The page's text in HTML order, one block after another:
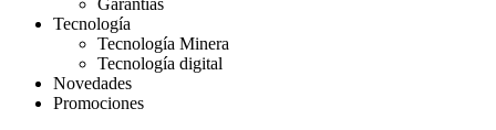
Garantías
Tecnología
Tecnología Minera
Tecnología digital
Novedades
Promociones